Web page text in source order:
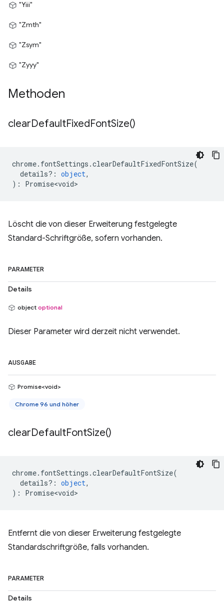
"Yiii"
"Zmth"
"Zsym"
"Zyyy"
Methoden
clearDefaultFixedFontSize()
chrome. fontSettings .clearDefaultFixedFontSize(
details? : object,
) : Promise<void>
Löscht die von dieser Erweiterung festgelegte
Standard-Schriftgröße, sofern vorhanden.
PARAMETER
Details
object optional
Dieser Parameter wird derzeit nicht verwendet.
AUSGABE
Promise<void>
Chrome 96 und höher
clearDefaultFontSize()
chrome. fontSettings .clearDefaultFontSize(
details? : object,
) : Promise<void>
Entfernt die von dieser Erweiterung festgelegte
Standardschriftgröße, falls vorhanden.
PARAMETER
Details